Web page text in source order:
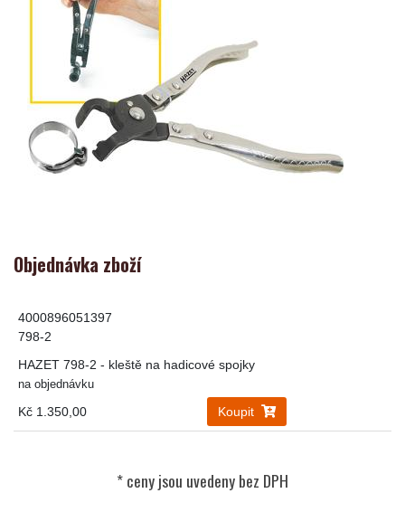
Objednávka zboží
4000896051397
798-2
HAZET 798-2 - kleště na hadicové spojky
na objednávku
Kč 1.350,00 Koupit